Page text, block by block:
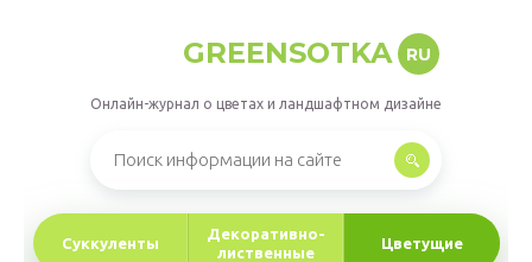
GREENSOTKA RU
Онлайн-журнал о цветах и ландшафтном дизайне
Суккуленты
Декоративно-
лиственные
Цветущие